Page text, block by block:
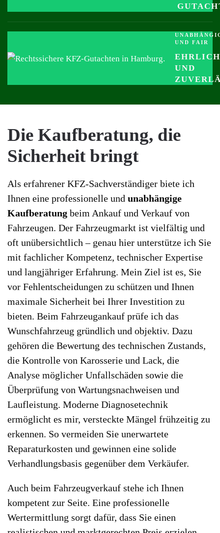
UND FAIR
EHRLICH
UND
Die Kaufberatung, die
Sicherheit bringt
Als erfahrener KFZ-Sachverständiger biete ich
Ihnen eine professionelle und unabhängige
Kaufberatung beim Ankauf und Verkauf von
Fahrzeugen. Der Fahrzeugmarkt ist vielfältig und
oft unübersichtlich – genau hier unterstütze ich Sie
mit fachlicher Kompetenz, technischer Expertise
und langjähriger Erfahrung. Mein Ziel ist es, Sie
vor Fehlentscheidungen zu schützen und Ihnen
maximale Sicherheit bei Ihrer Investition zu
bieten. Beim Fahrzeugankauf prüfe ich das
Wunschfahrzeug gründlich und objektiv. Dazu
gehören die Bewertung des technischen Zustands,
die Kontrolle von Karosserie und Lack, die
Analyse möglicher Unfallschäden sowie die
Überprüfung von Wartungsnachweisen und
Laufleistung. Moderne Diagnosetechnik
ermöglicht es mir, versteckte Mängel frühzeitig zu
erkennen. So vermeiden Sie unerwartete
Reparaturkosten und gewinnen eine solide
Verhandlungsbasis gegenüber dem Verkäufer.
Auch beim Fahrzeugverkauf stehe ich Ihnen
kompetent zur Seite. Eine professionelle
Wertermittlung sorgt dafür, dass Sie einen